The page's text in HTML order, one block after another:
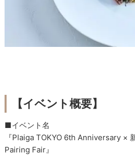
【イベント概要】
■イベント名
『Plaiga TOKYO 6th Anniversary ×
Pairing Fair』